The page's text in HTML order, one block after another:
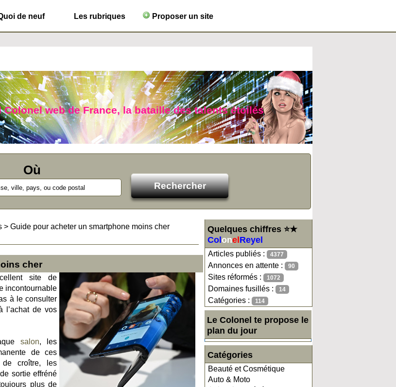
de neuf Les rubriques Proposer un site
web de France, la bataille des talents étoilés
Où
Quelques chiffres ⭐★
Col onel Reyel
Articles publiés : 4377
Annonces en attente : 90
Sites réformés : 1072
Domaines fusillés : 14
Catégories : 114
Le Colonel te propose le
plan du jour
Catégories
Beauté et Cosmétique
Auto & Moto
> Guide pour acheter un smartphone moins cher
cher
site de
incontournable
à le consulter
l’achat de vos
salon, les
de ces
croître, les
sortie effréné
plus de